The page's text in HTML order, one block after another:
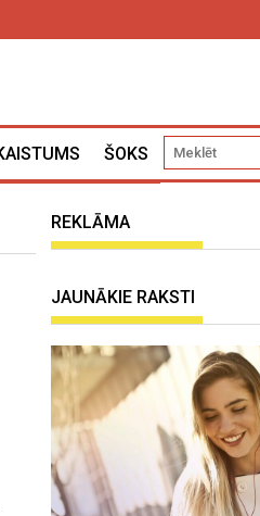
ŠOKS
REKLĀMA
JAUNĀKIE RAKSTI